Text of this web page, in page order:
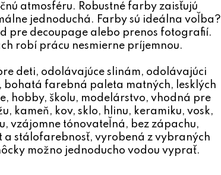
atmosféru. Robustné farby zaisťujú
jednoduchá. Farby sú ideálna voľba?
pre decoupage alebo prenos fotografií.
robí prácu nesmierne príjemnou.
deti, odolávajúce slinám, odolávajúci
bohatá farebná paleta matných, lesklých
hobby, školu, modelárstvo, vhodná pre
kameň, kov, sklo, hlinu, keramiku, vosk,
vzájomne tónovateľná, bez zápachu,
a stálofarebnosť, vyrobená z vybraných
možno jednoducho vodou vyprať.